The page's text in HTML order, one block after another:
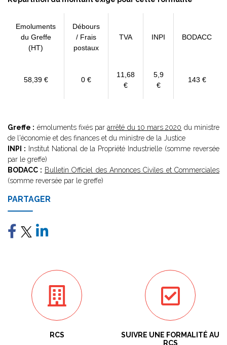
Emoluments
du Greffe
(HT)
Débours
/ Frais
postaux
TVA INPI BODACC
58,39 € 0 €
11,68
€
5,9
€
143 €
Greffe : émoluments fixés pararrêté du 10 mars 2020 du ministre
de l'économie et des finances et du ministre de la Justice
INPI : Institut National de la Propriété Industrielle (somme reversée
par le greffe)
BODACC : Bulletin Officiel des Annonces Civiles et Commerciales
(somme reversée par le greffe)
PARTAGER
RCS
SUIVRE UNE FORMALITÉ AU
RCS